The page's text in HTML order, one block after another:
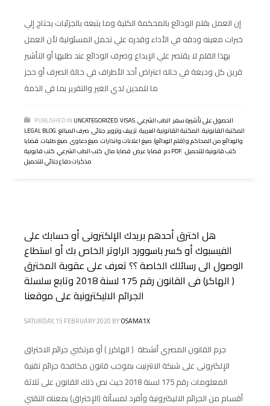
إن العمل بقلم الودائع بالمحكمة الكلية وما يتبعه بالجزئيات يحتاج إلي
خبرات معينه ودقه في الأداء وقدره علي تحمل المسئولية لأن العمل
بهذا القلم لا يقتصر علي الإيداع وصرف الودائع عند طلبها أو التأشير
قرين كل وديعة في حاله اعتراض أحد الأطراف في حالة الصرف أو حجز
ما للمدين لدي الغير والتقرير بما في الذمة
PUBLISHED IN UNCATEGORIZED,VISAS, الحصول على تأشيرة سفر,الطب الشرعي
,
LEGAL BLOG, المكتبة القانونية,المكتبة القانونية العربية,تزييف وتزوير,جنائى,صرف المبالغ
والودائع من المحاكم و (قلم الودائع),صيغ اعلانات وانذارات,صيغ دعاوى,صيغ طلبات,قضايا
دم,قضايا عرض,قضايا مال,كتب الطب الشرعي, كتب قانونية PDF, كتب قانونية للتحميل,
مذكرات دفاع جنائي للتحميل
هل اخترق أحدهم بريدك الإلكترونى أو حسابك على
الفيسبوك أو كسر باسوورد الراوتر الخاص بك أو استطاع
الوصول الى رسائلك الخاصة ؟؟ تعرف على عقوبة المخترق
( الهاكر) فى القانون رقم 175 لسنة 2018 وتابع سلسلة
الجرائم الاليكترونية على موقعنا
SATURDAY, 15 FEBRUARY 2020 BYOSAMA1X
جرم القانون المصري أنشطة ( الهاكرز ) أو مرتكبي جرائم الاختراق
الإلكترونى على شبكة الانترنيت بموجب قانون مكافحة جرائم تقنية
المعلومات رقم 175 لسنة 2018 حيث نص ذلك القانون على ثلاثة
أقسام من الجرائم الاليكترونية وأفرد لمسألة (الإختراق) بمعناه التقني